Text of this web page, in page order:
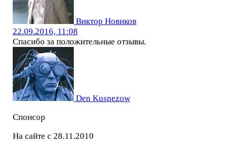
Виктор Новиков
22.09.2016, 11:08
Спасибо за положительные отзывы.
Den Kusnezow
Спонсор
На сайте с 28.11.2010